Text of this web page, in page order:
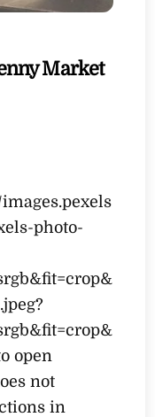
Market
photo-
open
not
in